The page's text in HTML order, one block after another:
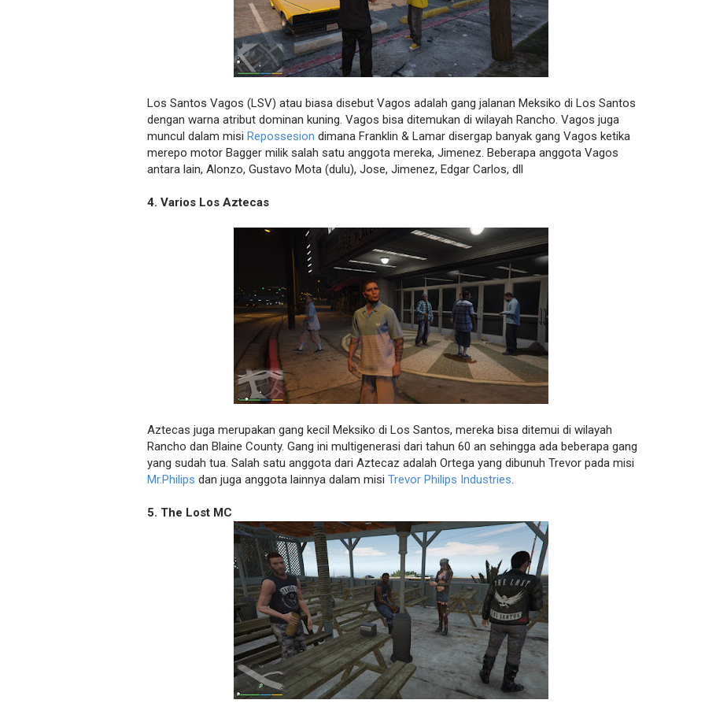
Los Santos Vagos (LSV) atau biasa disebut Vagos adalah gang jalanan Meksiko di Los Santos
dengan warna atribut dominan kuning. Vagos bisa ditemukan di wilayah Rancho. Vagos juga
muncul dalam misi Repossesion dimana Franklin & Lamar disergap banyak gang Vagos ketika
merepo motor Bagger milik salah satu anggota mereka, Jimenez. Beberapa anggota Vagos
antara lain, Alonzo, Gustavo Mota (dulu), Jose, Jimenez, Edgar Carlos, dll
4. Varios Los Aztecas
Aztecas juga merupakan gang kecil Meksiko di Los Santos, mereka bisa ditemui di wilayah
Rancho dan Blaine County. Gang ini multigenerasi dari tahun 60 an sehingga ada beberapa gang
yang sudah tua. Salah satu anggota dari Aztecaz adalah Ortega yang dibunuh Trevor pada misi
Mr.Philips dan juga anggota lainnya dalam misi Trevor Philips Industries.
5. The Lost MC